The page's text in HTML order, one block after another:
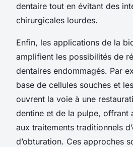
dentaire tout en évitant des
chirurgicales lourdes.
Enfin, les applications de la
amplifient les possibilités de
dentaires endommagés. Par
base de cellules souches et
ouvrent la voie à une
dentine et de la pulpe, offrant
aux traitements traditionnels
d’obturation. Ces approches